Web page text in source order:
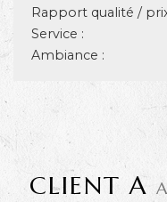
Rapport qualité /
Service :
Ambiance :
CLIENT A